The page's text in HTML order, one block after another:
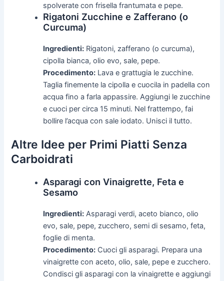
spolverate con frisella frantumata e pepe.
Rigatoni Zucchine e Zafferano (o
Curcuma)
Ingredienti: Rigatoni, zafferano (o curcuma),
cipolla bianca, olio evo, sale, pepe.
Procedimento: Lava e grattugia le zucchine.
Taglia finemente la cipolla e cuocila in padella con
acqua fino a farla appassire. Aggiungi le zucchine
e cuoci per circa 15 minuti. Nel frattempo, fai
bollire l’acqua con sale iodato. Unisci il tutto.
Altre Idee per Primi Piatti Senza
Carboidrati
Asparagi con Vinaigrette, Feta e
Sesamo
Ingredienti: Asparagi verdi, aceto bianco, olio
evo, sale, pepe, zucchero, semi di sesamo, feta,
foglie di menta.
Procedimento: Cuoci gli asparagi. Prepara una
vinaigrette con aceto, olio, sale, pepe e zucchero.
Condisci gli asparagi con la vinaigrette e aggiungi